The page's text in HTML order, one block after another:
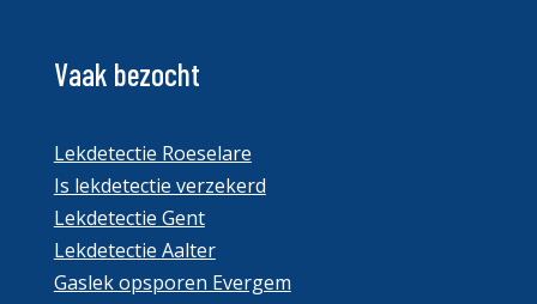
Vaak bezocht
Lekdetectie Roeselare
Is lekdetectie verzekerd
Lekdetectie Gent
Lekdetectie Aalter
Gaslek opsporen Evergem